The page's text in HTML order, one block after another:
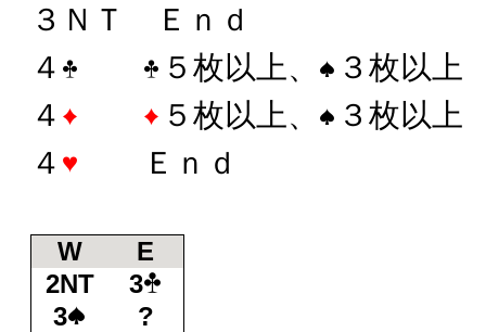
３ＮＴ Ｅｎｄ
４
５枚以上、
３枚以上
４
５枚以上、
３枚以上
４
Ｅｎｄ
W
E
2NT
3
3
?